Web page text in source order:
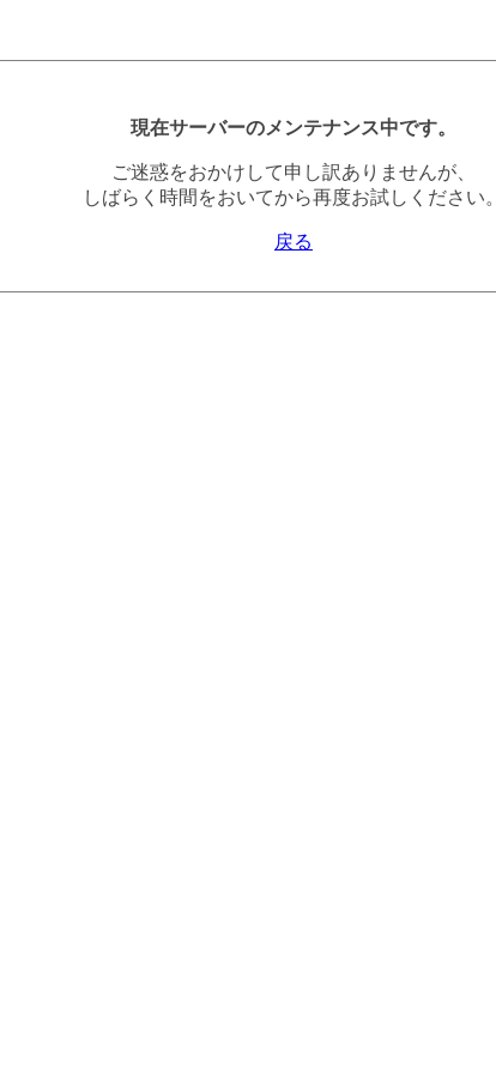
現在サーバーのメンテナンス中です。
ご迷惑をおかけして申し訳ありませんが、
しばらく時間をおいてから再度お試しください。
戻る